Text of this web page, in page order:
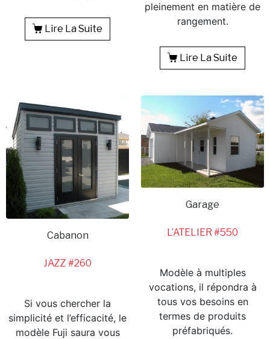
Lire La Suite
pleinement en matière de
rangement.
Lire La Suite
Cabanon
JAZZ #260
Si vous chercher la
simplicité et l’efficacité, le
modèle Fuji saura vous
Garage
L’ATELIER #550
Modèle à multiples
vocations, il répondra à
tous vos besoins en
termes de produits
préfabriqués.